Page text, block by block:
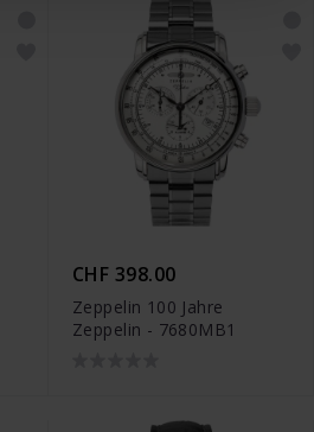
CHF 398.00
Zeppelin 100 Jahre
Zeppelin - 7680MB1